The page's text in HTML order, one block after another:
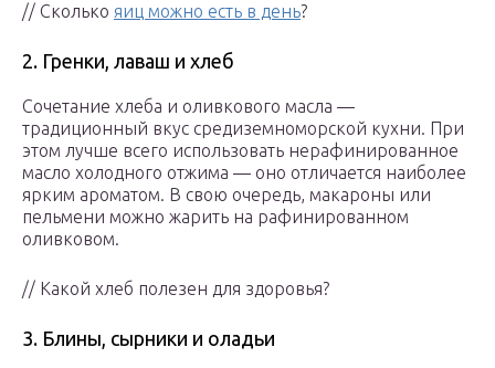
// Сколько яиц можно есть в день?
2. Гренки, лаваш и хлеб
Сочетание хлеба и оливкового масла —
традиционный вкус средиземноморской кухни. При
этом лучше всего использовать нерафинированное
масло холодного отжима — оно отличается наиболее
ярким ароматом. В свою очередь, макароны или
пельмени можно жарить на рафинированном
оливковом.
// Какой хлеб полезен для здоровья?
3. Блины, сырники и оладьи